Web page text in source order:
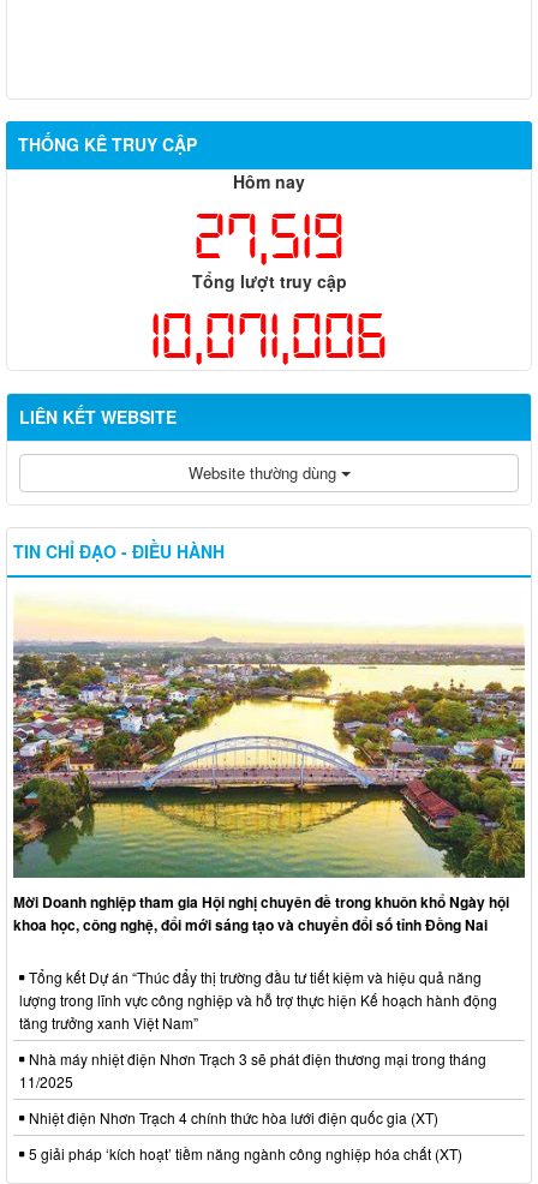
THỐNG KÊ TRUY CẬP
Hôm nay
27,519
Tổng lượt truy cập
10,071,006
LIÊN KẾT WEBSITE
Website thường dùng
TIN CHỈ ĐẠO - ĐIỀU HÀNH
Mời Doanh nghiệp tham gia Hội nghị chuyên đề trong khuôn khổ Ngày hội
khoa học, công nghệ, đổi mới sáng tạo và chuyển đổi số tỉnh Đồng Nai
Tổng kết Dự án “Thúc đẩy thị trường đầu tư tiết kiệm và hiệu quả năng
lượng trong lĩnh vực công nghiệp và hỗ trợ thực hiện Kế hoạch hành động
tăng trưởng xanh Việt Nam”
Nhà máy nhiệt điện Nhơn Trạch 3 sẽ phát điện thương mại trong tháng
11/2025
Nhiệt điện Nhơn Trạch 4 chính thức hòa lưới điện quốc gia (XT)
5 giải pháp ‘kích hoạt’ tiềm năng ngành công nghiệp hóa chất (XT)